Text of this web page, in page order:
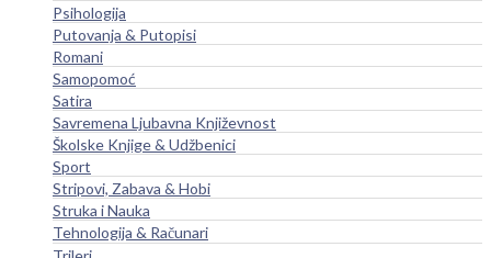
Psihologija
Putovanja & Putopisi
Romani
Samopomoć
Satira
Savremena Ljubavna Književnost
Školske Knjige & Udžbenici
Sport
Stripovi, Zabava & Hobi
Struka i Nauka
Tehnologija & Računari